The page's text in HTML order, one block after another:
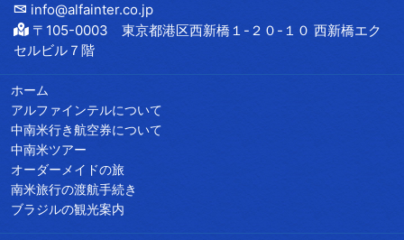
info@alfainter.co.jp
〒105-0003 東京都港区西新橋１-２０-１０ 西新橋エク
セルビル７階
ホーム
アルファインテルについて
中南米行き航空券について
中南米ツアー
オーダーメイドの旅
南米旅行の渡航手続き
ブラジルの観光案内